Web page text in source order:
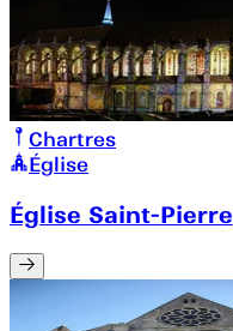
Chartres
Église
Église Saint-Pierre